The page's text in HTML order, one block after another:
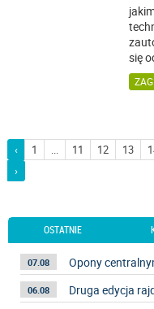
się
‹ 1 ... 11 12 13
›
OSTATNIE
07.08 Opony
06.08 Druga edycja